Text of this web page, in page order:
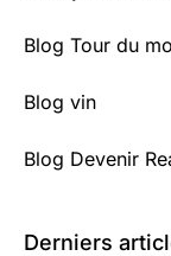
Blog Tour du
Blog vin
Blog Devenir
Derniers